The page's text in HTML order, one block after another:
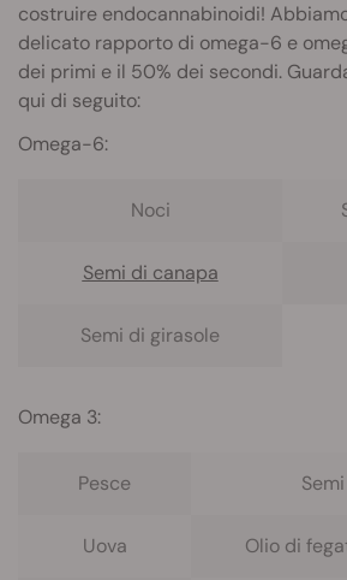
costruire endocannabinoidi!
delicato rapporto di omega-6 e
dei primi e il 50% dei secondi.
qui di seguito:
Omega-6:
Noci
Semi di canapa
Semi di girasole
Omega 3:
Pesce
Uova Olio di